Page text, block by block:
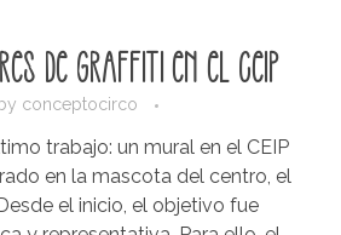
by conceptocirco
de graffiti en el CEIP
trabajo: un mural en el CEIP
en la mascota del centro, el
el inicio, el objetivo fue